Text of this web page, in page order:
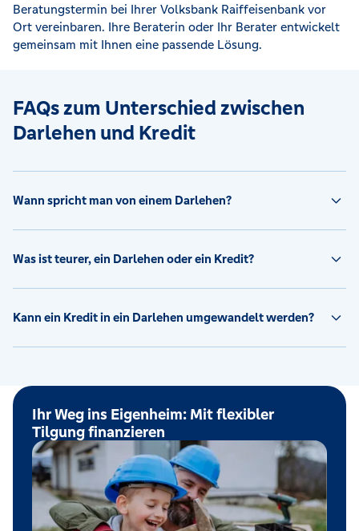
Beratungstermin bei Ihrer Volksbank Raiffeisenbank vor
Ort vereinbaren. Ihre Beraterin oder Ihr Berater entwickelt
gemeinsam mit Ihnen eine passende Lösung.
FAQs zum Unterschied zwischen
Darlehen und Kredit
Wann spricht man von einem Darlehen?
Was ist teurer, ein Darlehen oder ein Kredit?
Kann ein Kredit in ein Darlehen umgewandelt werden?
Ihr Weg ins Eigenheim: Mit flexibler
Tilgung finanzieren